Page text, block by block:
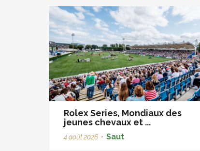
Rolex Series, Mondiaux des
jeunes chevaux et ...
4 août 2026 • Saut